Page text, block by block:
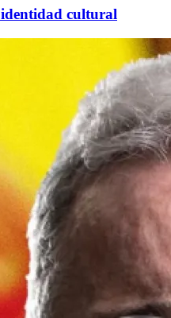
identidad cultural